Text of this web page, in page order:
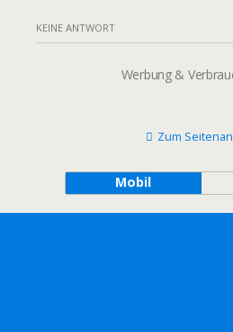
KEINE ANTWORT
Werbung &
Zum
Mobil